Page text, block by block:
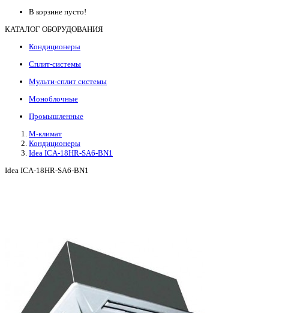
В корзине пусто!
КАТАЛОГ ОБОРУДОВАНИЯ
Кондиционеры
Сплит-системы
Мульти-сплит системы
Моноблочные
Промышленные
М-климат
Кондиционеры
Idea ICA-18HR-SA6-BN1
Idea ICA-18HR-SA6-BN1